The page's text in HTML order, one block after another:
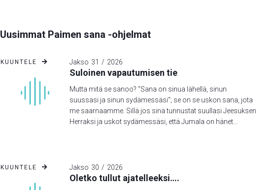
Uusimmat Paimen sana -ohjelmat
Jakso 31 / 2026
Suloinen vapautumisen tie
Mutta mitä se sanoo? "Sana on sinua lähellä, sinun
suussasi ja sinun sydämessäsi"; se on se uskon sana, jota
me saarnaamme. Sillä jos sinä tunnustat suullasi Jeesuksen
Herraksi ja uskot sydämessäsi, että Jumala on hänet
joudu häpeään". Tässä ei ole erotusta juutalaisen eikä
kreikkalaisen välillä; sillä yksi ja sama on kaikkien Herra,
KUUNTELE 
Jakso 30 / 2026
Oletko tullut ajatelleeksi….
KUUNTELE 